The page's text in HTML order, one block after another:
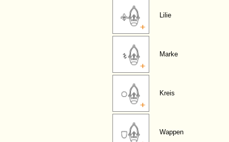
Lilie
Marke
Kreis
Wappen